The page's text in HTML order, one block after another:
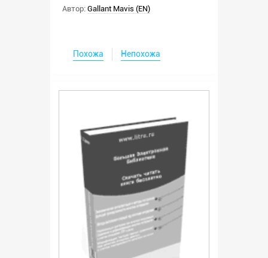
Автор: Gallant Mavis (EN)
Похожа Непохожа